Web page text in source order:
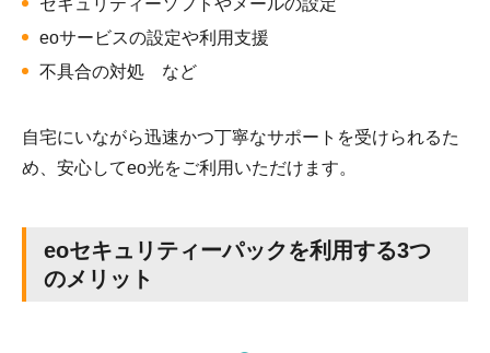
eoサービスの設定や利用支援
不具合の対処 など
自宅にいながら迅速かつ丁寧なサポートを受けられるた
め、安心してeo光をご利用いただけます。
eoセキュリティーパックを利用する3つ
のメリット